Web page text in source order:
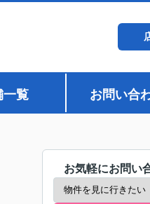
一覧 お問い合
お気軽にお問い